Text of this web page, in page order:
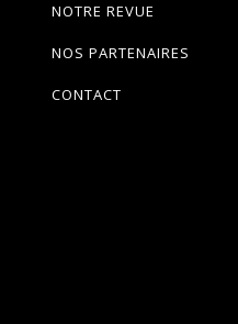
NOTRE REVUE
NOS PARTENAIRES
CONTACT